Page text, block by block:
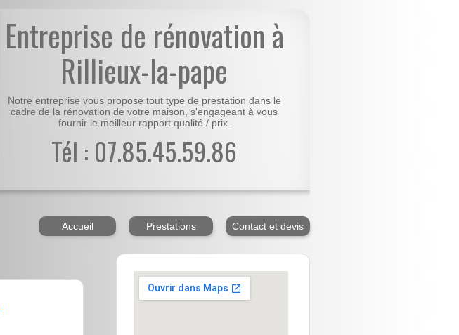
Entreprise de rénovation à
Rillieux-la-pape
Notre entreprise vous propose tout type de prestation dans le
cadre de la rénovation de votre maison, s'engageant à vous
fournir le meilleur rapport qualité / prix.
Tél : 07.85.45.59.86
Accueil Prestations Contact et devis